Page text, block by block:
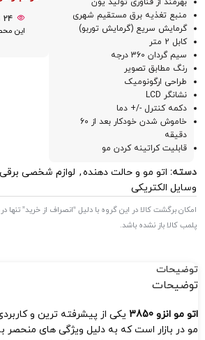
بهرمند از فناوری تولید یون
منبع تغذیه برق مستقیم شهری
گرمایش سریع (گرمایش توربو)
کابل 2 متر
سیم گردان 360 درجه
رنگ مطابق تصویر
طراحی ارگونومیک
نشانگر LCD
دکمه کنترل -/+ دما
خاموش شدن خودکار بعد از 60
دقیقه
قابلیت کراتینه کردن مو
24
این
دسته: اتو مو و حالت دهنده, لوازم شخصی برقی
وسایل الکتریکی
امکان برگشت کالا در این گروه با دلیل “انصراف از خرید”
پلمب کالا باز نشده باشد.
توضیحات
توضیحات
اتو مو انزو 3850
یکی از پیشرفته‌ ترین و
مو در بازار است که به دلیل ویژگی‌ های منحصر